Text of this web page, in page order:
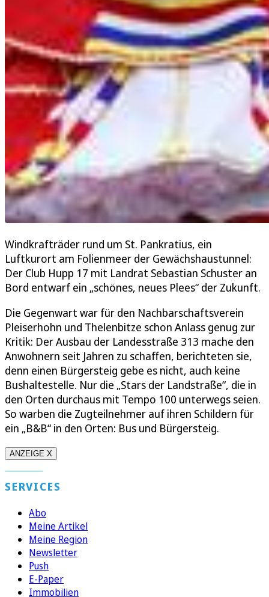
Windkrafträder rund um St. Pankratius, ein
Luftkurort am Folienmeer der Gewächshaustunnel:
Der Club Hupp 17 mit Landrat Sebastian Schuster an
Bord entwarf ein „schönes, neues Plees“ der Zukunft.
Die Gegenwart war für den Nachbarschaftsverein
Pleiserhohn und Thelenbitze schon Anlass genug zur
Kritik: Der Ausbau der Landesstraße 313 mache den
Anwohnern seit Jahren zu schaffen, berichteten sie,
denn einen Bürgersteig gebe es nicht, auch keine
Bushaltestelle. Nur die „Stars der Landstraße“, die in
den Orten durchaus mit Tempo 100 unterwegs seien.
So warben die Zugteilnehmer auf ihren Schildern für
ein „B&B“ in den Orten: Bus und Bürgersteig.
ANZEIGE X
SERVICES
Abo
Meine Artikel
Meine Region
Newsletter
Push
E-Paper
Immobilien